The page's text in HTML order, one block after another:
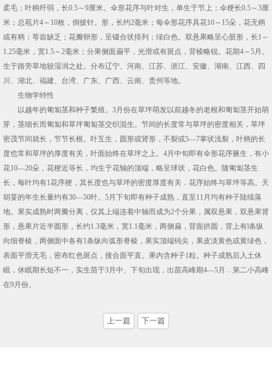
柔毛；叶柄纤弱，长0.5～9厘米。伞形花序与叶对生，单生于节上；伞梗长0.5～3厘
米；总苞片4～10枚，倒披针。形，长约2毫米；每伞形花序具花10～15朵，花无柄
或有柄；萼齿缺乏；花瓣卵形，呈镊合状排列；绿白色。双悬果略呈心脏形，长1～
1.25毫米，宽1.5～2毫米；分果侧面扁平，光滑或有斑点，背棱略锐。花期4～5月。
生于路旁草地较湿润之处。分布辽宁、河南、江苏、浙江、安徽、湖南、江西、四
川、湖北、福建、台湾、广东、广西、云南、贵州等地。
生物学特性
以越年的匍匐茎和种子繁殖。3月份在草坪萌发以前越冬的老根和匍匐茎开始萌
芽，茎细长而匍匐和草坪匍匐茎交织混生。节间的长度常与草坪的密度相关，草坪
密茂节间就长，节节长根。叶互生，圆形或肾形，不裂或5—7掌状浅裂，叶柄的长
度也常和草坪的厚度有关，叶面始终在草坪之上。4月中旬即有伞形花序腋生，有小
花10—20朵，花梗近等长，均生于花轴的顶端，略呈球状，花白色。随匍匐茎生
长，每叶均有1花序梗，其长度也与草坪的密度厚度有关．花序始终与草坪等高。天
胡荽的年生长量约有30—50叶。5月下旬即有种子成熟，直至11月均有种子陆续落
地。果实成熟时两瓣分离，仅其上端连着中轴而成为2个分果，属双悬果，双悬果肾
形，悬果片近半圆形，长约1.3毫米，宽1.1毫米，两侧扁，背面拱圆，背上有l条纵
向细脊棱，两侧面中各有1条纵向弧形脊棱，果实顶端钝尖，果皮淡黄色或黄绿色，
表面平滑无毛，密布红色斑点，接合面平直。果内含种子1粒。种子成熟后入土休
眠，休眠期长短不一，实生苗于3月中、下旬出现，出苗高峰期4—5月．第二小高峰
在9月份。
上一篇 下一篇